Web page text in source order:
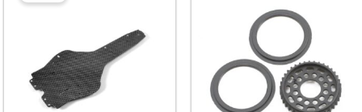
89,00 €.
es:
69,99 €.